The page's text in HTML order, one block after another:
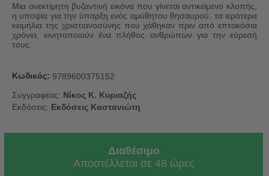
Μια ανεκτίμητη βυζαντινή εικόνα που γίνεται αντικείμενο κλοπής,
η υποψία για την ύπαρξη ενός αμύθητου θησαυρού, τα ιερότερα
κειμήλια της χριστιανοσύνης που χάθηκαν πριν από επτακόσια
χρόνια, κινητοποιούν ένα πλήθος ανθρώπων για την εύρεσή
τους.
Κωδικός: 9789600375152
Συγγραφέας: Νίκος Κ. Κυριαζής
Εκδόσεις: Εκδόσεις Καστανιώτη
Διαθέσιμο
Αποστέλλεται σε 48 ώρες